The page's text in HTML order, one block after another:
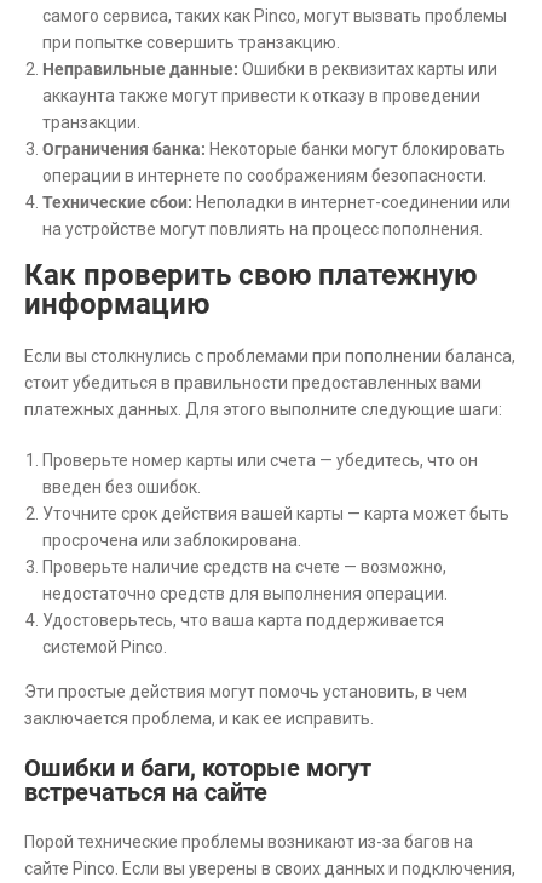
самого сервиса, таких как Pinco, могут вызвать проблемы
при попытке совершить транзакцию.
Неправильные данные: Ошибки в реквизитах карты или
аккаунта также могут привести к отказу в проведении
транзакции.
Ограничения банка: Некоторые банки могут блокировать
операции в интернете по соображениям безопасности.
Технические сбои: Неполадки в интернет-соединении или
на устройстве могут повлиять на процесс пополнения.
Как проверить свою платежную
информацию
Если вы столкнулись с проблемами при пополнении баланса,
стоит убедиться в правильности предоставленных вами
платежных данных. Для этого выполните следующие шаги:
Проверьте номер карты или счета — убедитесь, что он
введен без ошибок.
Уточните срок действия вашей карты — карта может быть
просрочена или заблокирована.
Проверьте наличие средств на счете — возможно,
недостаточно средств для выполнения операции.
Удостоверьтесь, что ваша карта поддерживается
системой Pinco.
Эти простые действия могут помочь установить, в чем
заключается проблема, и как ее исправить.
Ошибки и баги, которые могут
встречаться на сайте
Порой технические проблемы возникают из-за багов на
сайте Pinco. Если вы уверены в своих данных и подключения,